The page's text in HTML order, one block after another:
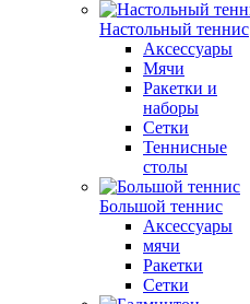
Настольный теннис
Аксессуары
Мячи
Ракетки и
наборы
Сетки
Теннисные
столы
Большой теннис
Аксессуары
мячи
Ракетки
Сетки